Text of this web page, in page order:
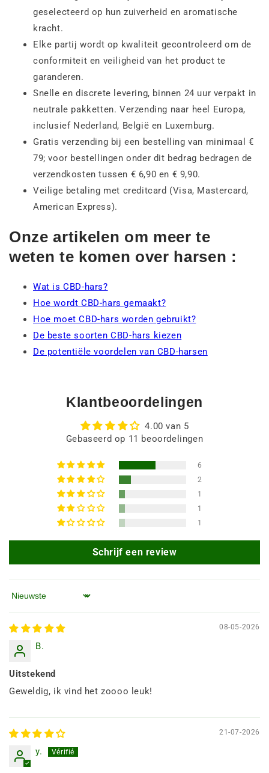
geselecteerd op hun zuiverheid en aromatische
kracht.
Elke partij wordt op kwaliteit gecontroleerd om de
conformiteit en veiligheid van het product te
garanderen.
Snelle en discrete levering, binnen 24 uur verpakt in
neutrale pakketten. Verzending naar heel Europa,
inclusief Nederland, België en Luxemburg.
Gratis verzending bij een bestelling van minimaal €
79; voor bestellingen onder dit bedrag bedragen de
verzendkosten tussen € 6,90 en € 9,90.
Veilige betaling met creditcard (Visa, Mastercard,
American Express).
Onze artikelen om meer te
weten te komen over harsen :
Wat is CBD-hars?
Hoe wordt CBD-hars gemaakt?
Hoe moet CBD-hars worden gebruikt?
De beste soorten CBD-hars kiezen
De potentiële voordelen van CBD-harsen
Klantbeoordelingen
4.00 van 5
Gebaseerd op 11 beoordelingen
6
2
1
1
1
Schrijf een review
Sorteren op
08-05-2026
B.
Uitstekend
Geweldig, ik vind het zoooo leuk!
21-07-2026
y.